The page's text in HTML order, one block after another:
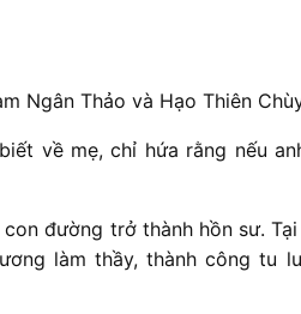
Ngân Thảo và Hạo Thiên
về mẹ, chỉ hứa rằng nếu
đường trở thành hồn sư.
làm thầy, thành công tu